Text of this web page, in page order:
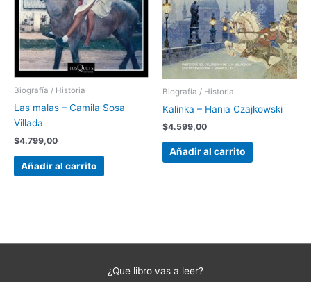
Biografía / Historia
Las malas – Camila Sosa
Villada
$4.799,00
Añadir al carrito
Biografía / Historia
Kalinka – Hania Czajkowski
$4.599,00
Añadir al carrito
¿Que libro vas a leer?